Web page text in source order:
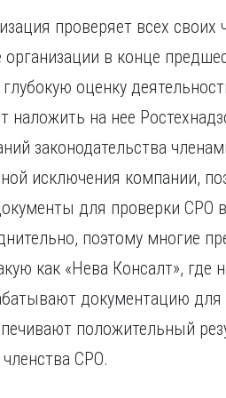
проверяет всех
организации в конце
оценку
на нее
законодательства
исключения компании,
для проверки СРО
поэтому многие
как «Нева Консалт», где
документацию
положительный
СРО.